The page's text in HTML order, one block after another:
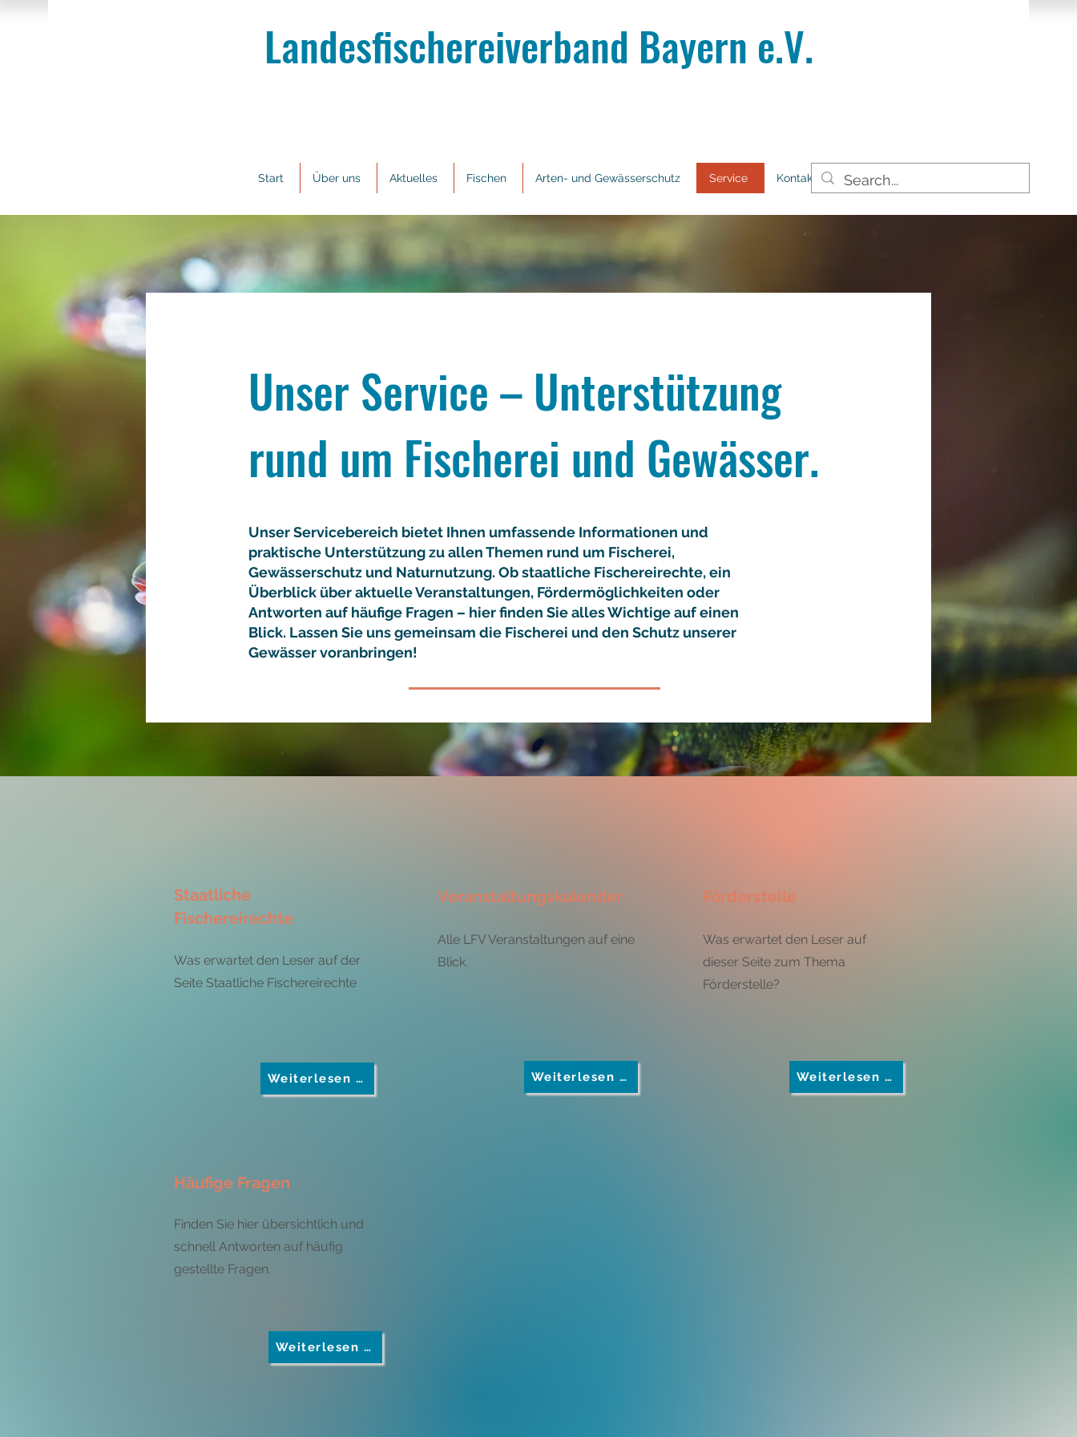
Landesfischereiverband Bayern e.V.
Start Über uns Aktuelles Fischen Arten- und Gewässerschutz Service Kontakt
Unser Service – Unterstützung
rund um Fischerei und Gewässer.
Unser Servicebereich bietet Ihnen umfassende Informationen und
praktische Unterstützung zu allen Themen rund um Fischerei,
Gewässerschutz und Naturnutzung. Ob staatliche Fischereirechte, ein
Überblick über aktuelle Veranstaltungen, Fördermöglichkeiten oder
Antworten auf häufige Fragen – hier finden Sie alles Wichtige auf einen
Blick. Lassen Sie uns gemeinsam die Fischerei und den Schutz unserer
Gewässer voranbringen!
Staatliche
Fischereirechte
Was erwartet den Leser auf der
Seite Staatliche Fischereirechte
Weiterlesen …
Veranstaltungskalender
Alle LFV Veranstaltungen auf eine
Blick.
Weiterlesen …
Förderstelle
Was erwartet den Leser auf
dieser Seite zum Thema
Förderstelle?
Weiterlesen …
Häufige Fragen
Finden Sie hier übersichtlich und
schnell Antworten auf häufig
gestellte Fragen.
Weiterlesen …